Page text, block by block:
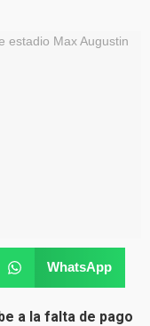
WhatsApp
a la falta de pago